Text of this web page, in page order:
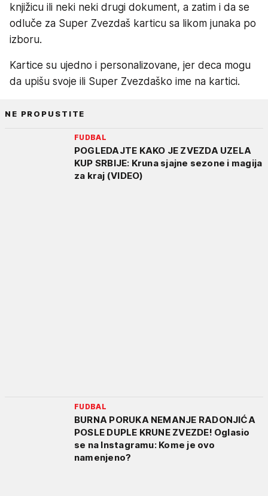
knjižicu ili neki neki drugi dokument, a zatim i da se
odluče za Super Zvezdaš karticu sa likom junaka po
izboru.
Kartice su ujedno i personalizovane, jer deca mogu
da upišu svoje ili Super Zvezdaško ime na kartici.
NE PROPUSTITE
FUDBAL
POGLEDAJTE KAKO JE ZVEZDA UZELA
KUP SRBIJE: Kruna sjajne sezone i magija
za kraj (VIDEO)
FUDBAL
BURNA PORUKA NEMANJE RADONJIĆA
POSLE DUPLE KRUNE ZVEZDE! Oglasio
se na Instagramu: Kome je ovo
namenjeno?